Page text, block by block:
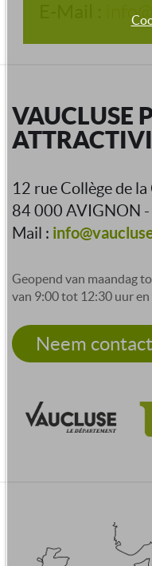
VAUCLUSE
12 rue Collège de
84 000 AVIGNON -
Mail :
Geopend van maandag
van 9:00 tot 12:30 uur
Neem